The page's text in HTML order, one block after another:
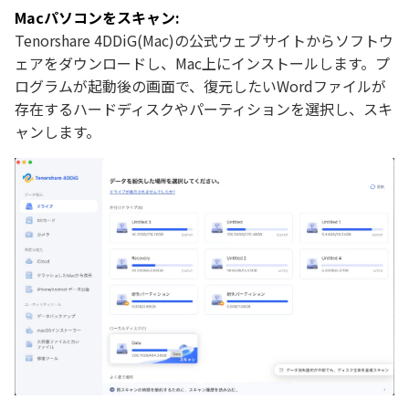
Macパソコンをスキャン:
Tenorshare 4DDiG(Mac)の公式ウェブサイトからソフトウ
ェアをダウンロードし、Mac上にインストールします。プ
ログラムが起動後の画面で、復元したいWordファイルが
存在するハードディスクやパーティションを選択し、スキ
ャンします。